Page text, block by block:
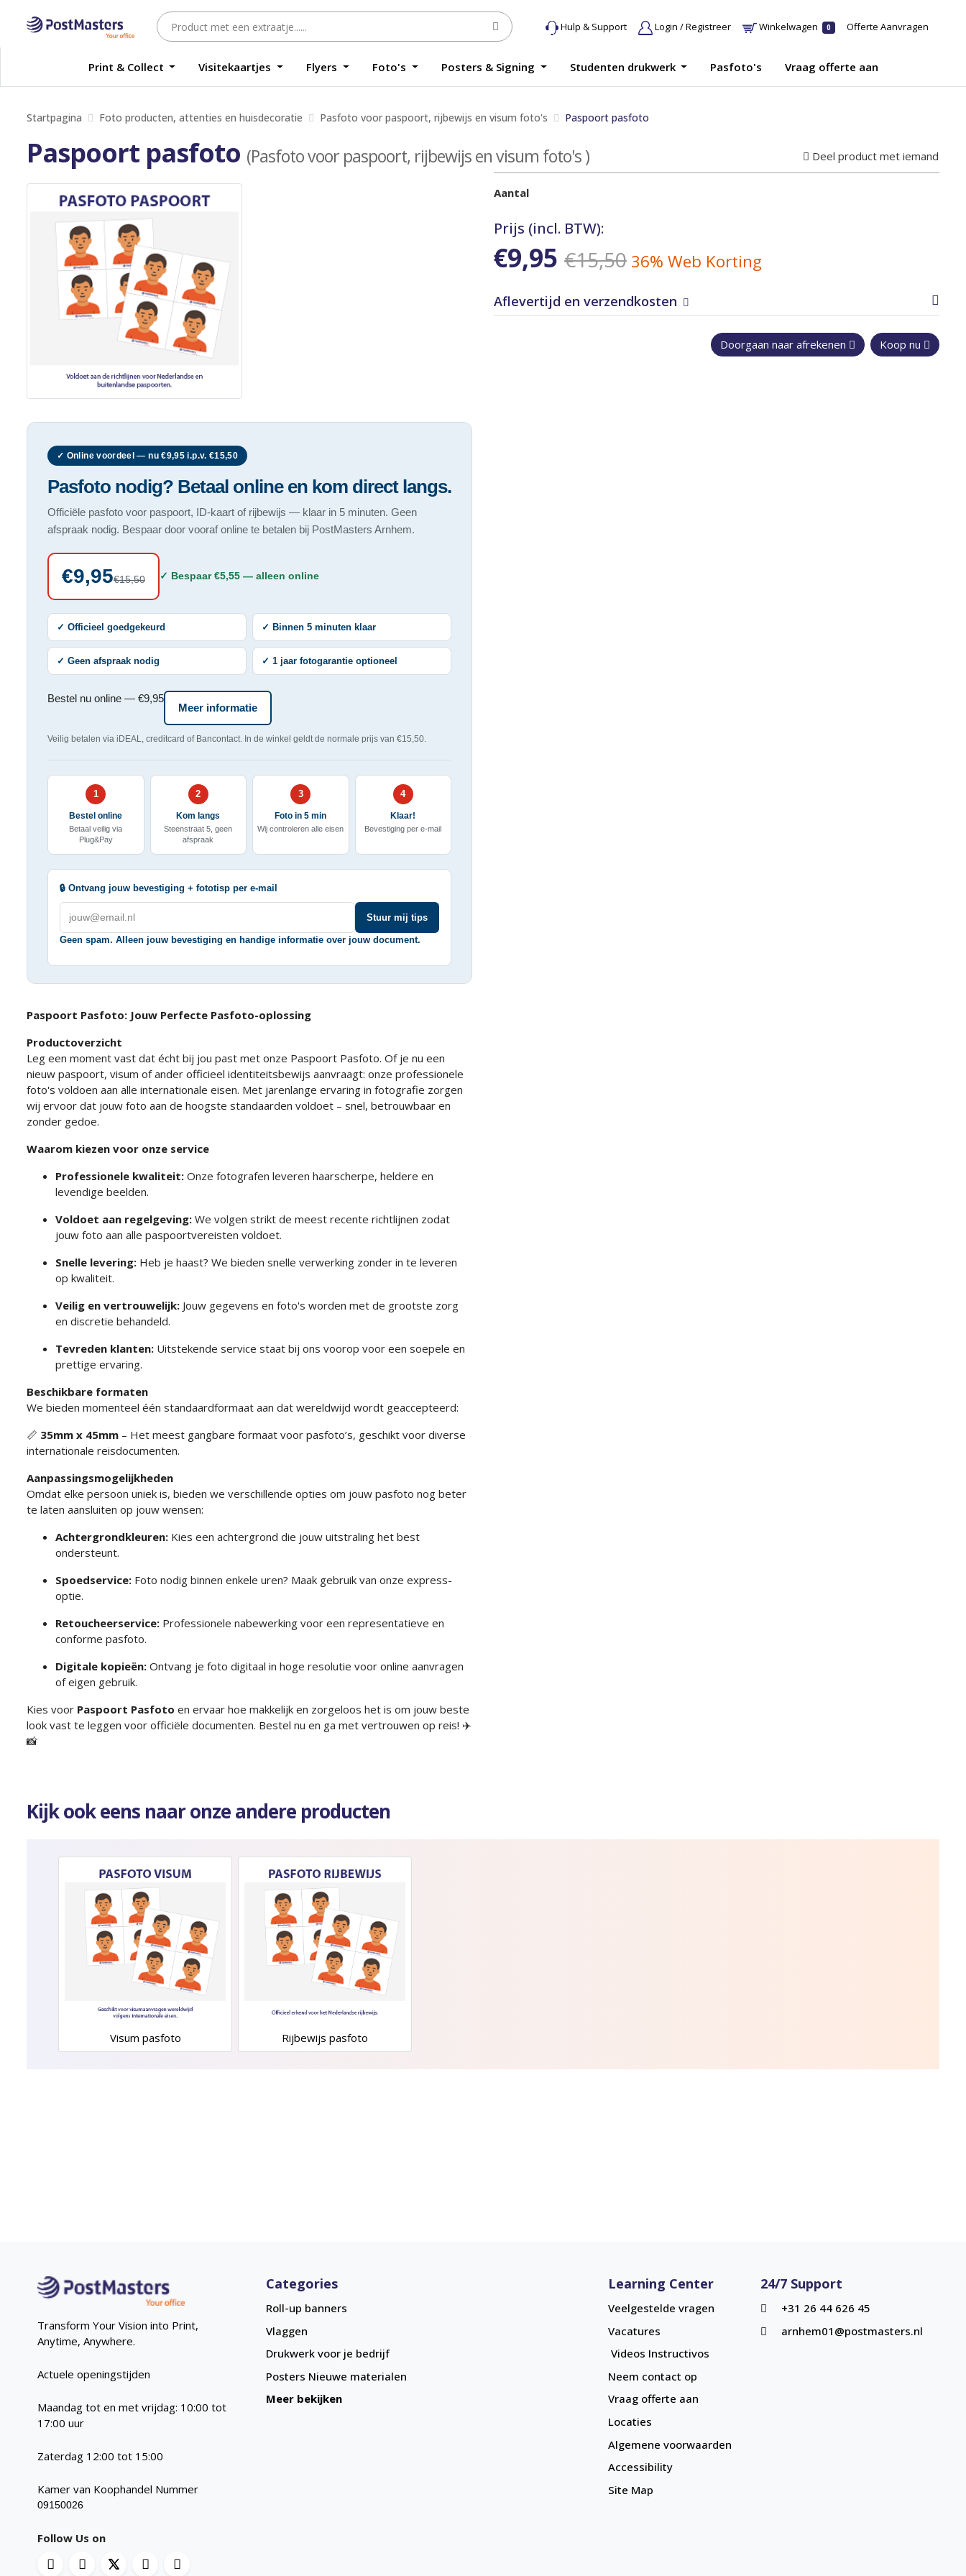
Hulp & Support Login / Registreer Winkelwagen 0 Offerte Aanvragen
Print & Collect Visitekaartjes Flyers Foto's Posters & Signing Studenten drukwerk Pasfoto's Vraag offerte aan
Startpagina Foto producten, attenties en huisdecoratie Pasfoto voor paspoort, rijbewijs en visum foto's Paspoort pasfoto
Paspoort pasfoto (Pasfoto voor paspoort, rijbewijs en visum foto's )
✓ Online voordeel — nu €9,95 i.p.v. €15,50
Pasfoto nodig? Betaal online en kom direct langs.
Officiële pasfoto voor paspoort, ID-kaart of rijbewijs — klaar in 5 minuten. Geen
afspraak nodig. Bespaar door vooraf online te betalen bij PostMasters Arnhem.
€9,95€15,50 ✓ Bespaar €5,55 — alleen online
✓ Officieel goedgekeurd ✓ Binnen 5 minuten klaar
✓ Geen afspraak nodig ✓ 1 jaar fotogarantie optioneel
Bestel nu online — €9,95
Meer informatie
Veilig betalen via iDEAL, creditcard of Bancontact. In de winkel geldt de normale prijs van €15,50.
1
Bestel online
Betaal veilig via
Plug&Pay
2
Kom langs
Steenstraat 5, geen
afspraak
3
Foto in 5 min
Wij controleren alle eisen
4
Klaar!
Bevestiging per e-mail
🔒 Ontvang jouw bevestiging + fototisp per e-mail
Stuur mij tips
Geen spam. Alleen jouw bevestiging en handige informatie over jouw document.
Paspoort Pasfoto: Jouw Perfecte Pasfoto-oplossing
Productoverzicht
Leg een moment vast dat écht bij jou past met onze Paspoort Pasfoto. Of je nu een
nieuw paspoort, visum of ander officieel identiteitsbewijs aanvraagt: onze professionele
foto's voldoen aan alle internationale eisen. Met jarenlange ervaring in fotografie zorgen
wij ervoor dat jouw foto aan de hoogste standaarden voldoet – snel, betrouwbaar en
zonder gedoe.
Waarom kiezen voor onze service
Professionele kwaliteit: Onze fotografen leveren haarscherpe, heldere en
levendige beelden.
Voldoet aan regelgeving: We volgen strikt de meest recente richtlijnen zodat
jouw foto aan alle paspoortvereisten voldoet.
Snelle levering: Heb je haast? We bieden snelle verwerking zonder in te leveren
op kwaliteit.
Veilig en vertrouwelijk: Jouw gegevens en foto's worden met de grootste zorg
en discretie behandeld.
Tevreden klanten: Uitstekende service staat bij ons voorop voor een soepele en
prettige ervaring.
Beschikbare formaten
We bieden momenteel één standaardformaat aan dat wereldwijd wordt geaccepteerd:
📏 35mm x 45mm – Het meest gangbare formaat voor pasfoto’s, geschikt voor diverse
internationale reisdocumenten.
Aanpassingsmogelijkheden
Omdat elke persoon uniek is, bieden we verschillende opties om jouw pasfoto nog beter
te laten aansluiten op jouw wensen:
Achtergrondkleuren: Kies een achtergrond die jouw uitstraling het best
ondersteunt.
Spoedservice: Foto nodig binnen enkele uren? Maak gebruik van onze express-
optie.
Retoucheerservice: Professionele nabewerking voor een representatieve en
conforme pasfoto.
Digitale kopieën: Ontvang je foto digitaal in hoge resolutie voor online aanvragen
of eigen gebruik.
Kies voor Paspoort Pasfoto en ervaar hoe makkelijk en zorgeloos het is om jouw beste
look vast te leggen voor officiële documenten. Bestel nu en ga met vertrouwen op reis! ✈️
📸
Deel product met iemand
Aantal
Prijs (incl. BTW):
€9,95 €15,50 36% Web Korting
Aflevertijd en verzendkosten
Doorgaan naar afrekenen Koop nu
Kijk ook eens naar onze andere producten
Visum pasfoto Rijbewijs pasfoto
Transform Your Vision into Print,
Anytime, Anywhere.
Actuele openingstijden
Maandag tot en met vrijdag: 10:00 tot
17:00 uur
Zaterdag 12:00 tot 15:00
Kamer van Koophandel Nummer
09150026
Follow Us on
Categories
Roll-up banners
Vlaggen
Drukwerk voor je bedrijf
Posters Nieuwe materialen
Meer bekijken
Learning Center
Veelgestelde vragen
Vacatures
Videos Instructivos
Neem contact op
Vraag offerte aan
Locaties
Algemene voorwaarden
Accessibility
Site Map
24/7 Support
+31 26 44 626 45
arnhem01@postmasters.nl